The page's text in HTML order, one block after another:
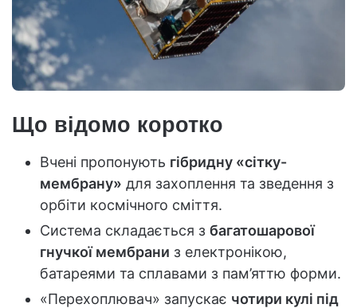
Що відомо коротко
Вчені пропонують гібридну «сітку-
мембрану» для захоплення та зведення з
орбіти космічного сміття.
Система складається з багатошарової
гнучкої мембрани з електронікою,
батареями та сплавами з пам’яттю форми.
«Перехоплювач» запускає чотири кулі під